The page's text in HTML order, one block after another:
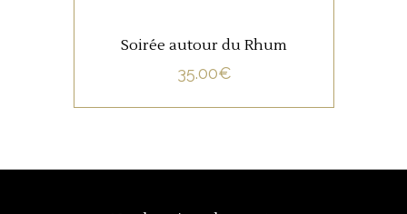
Soirée autour du Rhum
35.00€